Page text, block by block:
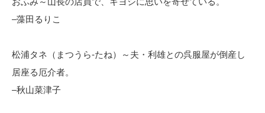
–藻田るりこ
松浦タネ（まつうら-たね）～夫・利雄との呉服屋が倒産し
居座る厄介者。
–秋山菜津子